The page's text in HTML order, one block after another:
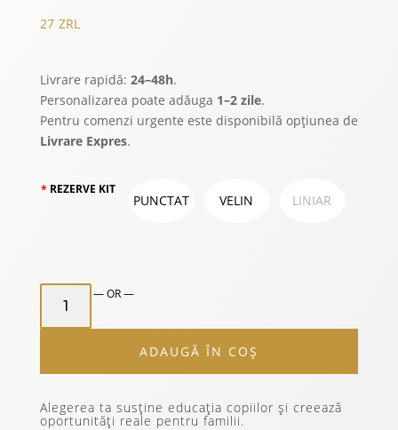
27 ZRL
Livrare rapidă: 24–48h.
Personalizarea poate adăuga 1–2 zile.
Pentru comenzi urgente este disponibilă opțiunea de
Livrare Expres.
REZERVE KIT
PUNCTAT VELIN LINIAR
CANTITATE
3
ZURIELL
REFILL
— OR —
ADAUGĂ ÎN COȘ
Alegerea ta susține educația copiilor și creează
oportunități reale pentru familii.